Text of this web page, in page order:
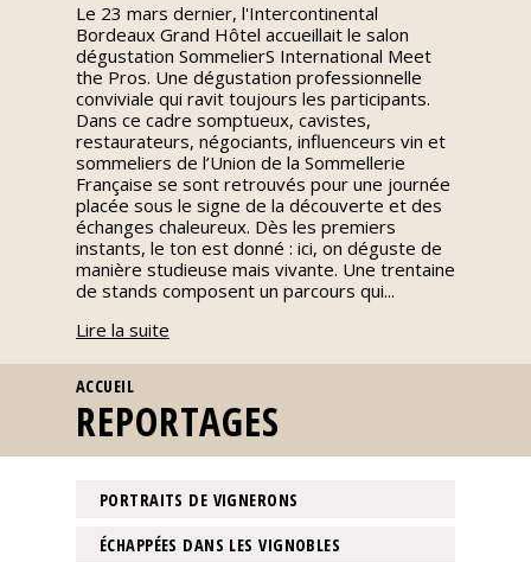
Notes
de
dégustation
Sommelleries
Le
magazine
la
Le 23 mars dernier, l'Intercontinental
Bordeaux Grand Hôtel accueillait le salon
dégustation SommelierS International Meet
the Pros. Une dégustation professionnelle
conviviale qui ravit toujours les participants.
Dans ce cadre somptueux, cavistes,
restaurateurs, négociants, influenceurs vin et
sommeliers de l’Union de la Sommellerie
Française se sont retrouvés pour une journée
placée sous le signe de la découverte et des
échanges chaleureux. Dès les premiers
instants, le ton est donné : ici, on déguste de
manière studieuse mais vivante. Une trentaine
de stands composent un parcours qui...
Lire la suite
VOUS ÊTES ICI
ACCUEIL
REPORTAGES
PORTRAITS DE VIGNERONS
ÉCHAPPÉES DANS LES VIGNOBLES